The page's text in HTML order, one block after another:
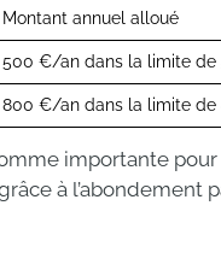
Montant annuel alloué
500 €/an dans la limite
800 €/an dans la limite
importante pour
à l’abondement